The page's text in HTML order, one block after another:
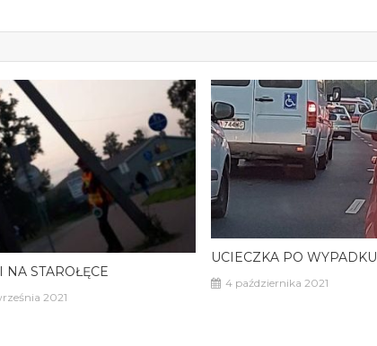
NA STAROŁĘCE
2021
UCIECZKA PO WYPADKU
4 października 2021